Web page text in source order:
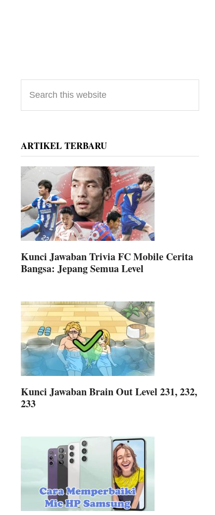
Primary
Sidebar
this
website
ARTIKEL TERBARU
Kunci Jawaban Trivia FC Mobile Cerita
Bangsa: Jepang Semua Level
Kunci Jawaban Brain Out Level 231, 232,
233